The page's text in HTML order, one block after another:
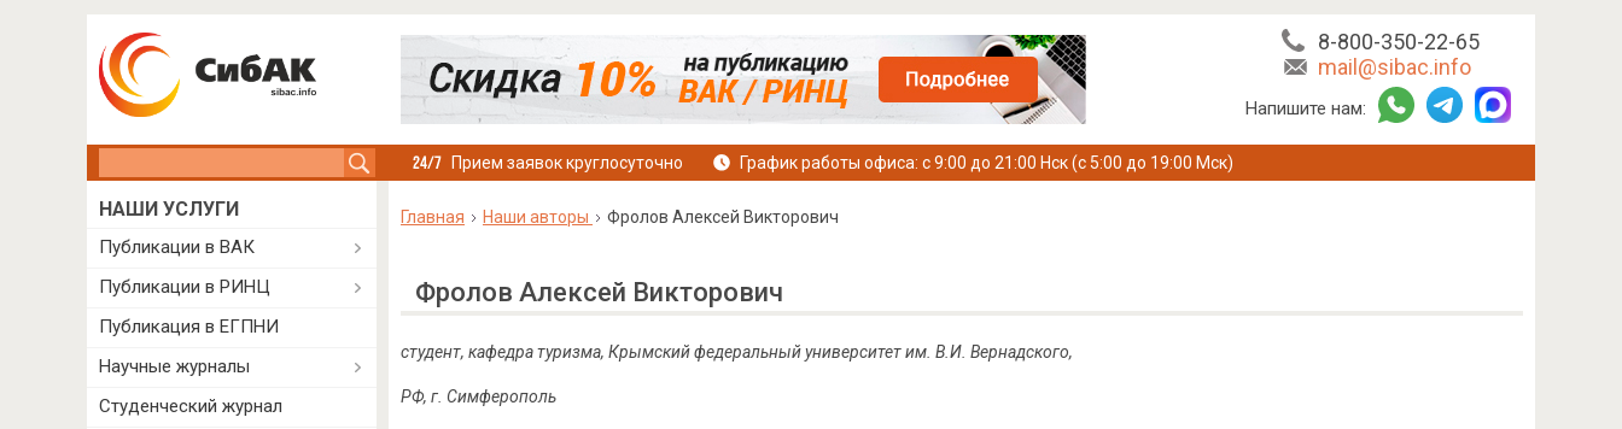
8-800-350-22-65
mail@sibac.info
Напишите нам:
Прием заявок круглосуточно График работы офиса: с 9:00 до 21:00 Нск (с 5:00 до 19:00 Мск)
Главная Наши авторы Фролов Алексей Викторович
Фролов Алексей Викторович
студент, кафедра туризма, Крымский федеральный университет им. В.И. Вернадского,
РФ, г. Симферополь
НАШИ УСЛУГИ
Публикации в ВАК
Публикации в РИНЦ
Публикация в ЕГПНИ
Научные журналы
Студенческий журнал